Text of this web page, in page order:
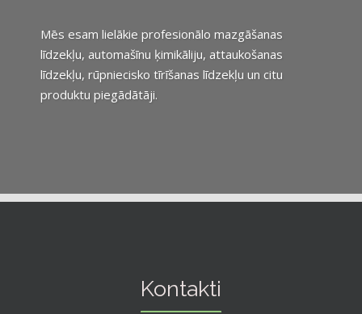
Mēs esam lielākie profesionālo mazgāšanas
līdzekļu, automašīnu ķimikāliju, attaukošanas
līdzekļu, rūpniecisko tīrīšanas līdzekļu un citu
produktu piegādātāji.
Kontakti